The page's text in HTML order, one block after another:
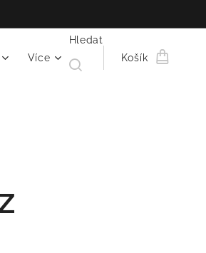
Více
Hledat
Košík